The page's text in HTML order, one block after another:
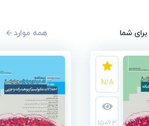
برای شما همه موارد
N/A
15063